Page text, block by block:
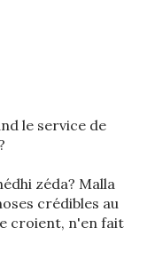
le service de
zéda? Malla
crédibles au
croient, n'en fait